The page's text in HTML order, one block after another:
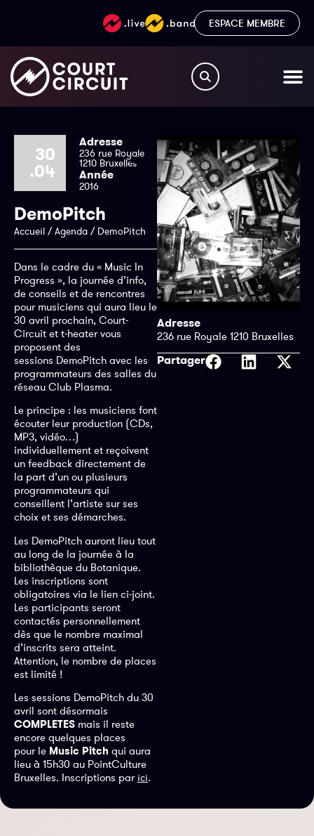
ESPACE MEMBRE
30
.04
Adresse
236 rue Royale
1210 Bruxelles
Année
2016
DemoPitch
Accueil /Agenda / DemoPitch
Dans le cadre du « Music In
Progress », la journée d’info,
de conseils et de rencontres
pour musiciens qui aura lieu le
30 avril prochain, Court-
Circuit et t-heater vous
proposent des
sessions DemoPitch avec les
programmateurs des salles du
réseau Club Plasma.
Le principe : les musiciens font
écouter leur production (CDs,
MP3, vidéo…)
individuellement et reçoivent
un feedback directement de
la part d’un ou plusieurs
programmateurs qui
conseillent l’artiste sur ses
choix et ses démarches.
Les DemoPitch auront lieu tout
au long de la journée à la
bibliothèque du Botanique.
Les inscriptions sont
obligatoires via le lien ci-joint.
Les participants seront
contactés personnellement
dès que le nombre maximal
d’inscrits sera atteint.
Attention, le nombre de places
est limité !
Les sessions DemoPitch du 30
avril sont désormais
COMPLETES mais il reste
encore quelques places
pour le Music Pitch qui aura
lieu à 15h30 au PointCulture
Bruxelles. Inscriptions par ici.
Adresse
236 rue Royale 1210 Bruxelles
Partager